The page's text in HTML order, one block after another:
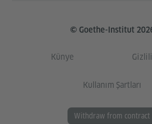
© Goethe-Institut
Künye
Kullanım Şartları
Withdraw from contract